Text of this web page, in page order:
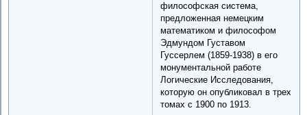
философская система,
предложенная немецким
математиком и философом
Эдмундом Густавом
Гуссерлем (1859-1938) в его
монументальной работе
Логические Исследования,
которую он опубликовал в трех
томах с 1900 по 1913.